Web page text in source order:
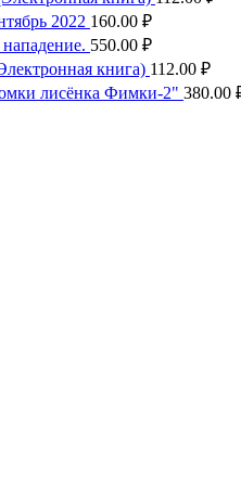
2022 160.00 ₽
550.00 ₽
книга) 112.00 ₽
лисёнка Фимки-2" 380.00